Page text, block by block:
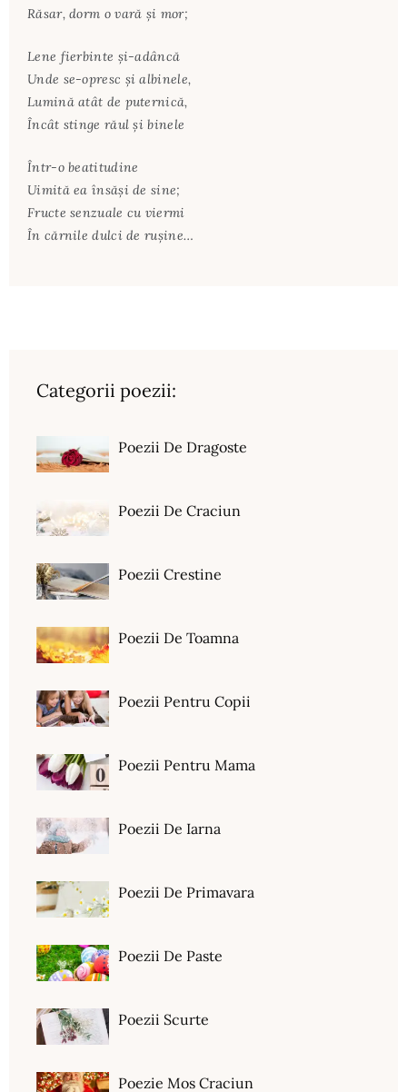
Răsar, dorm o vară şi mor;
Lene fierbinte şi-adâncă
Unde se-opresc şi albinele,
Lumină atât de puternică,
Încât stinge răul şi binele
Într-o beatitudine
Uimită ea însăşi de sine;
Fructe senzuale cu viermi
În cărnile dulci de ruşine…
Categorii poezii:
Poezii De Dragoste
Poezii De Craciun
Poezii Crestine
Poezii De Toamna
Poezii Pentru Copii
Poezii Pentru Mama
Poezii De Iarna
Poezii De Primavara
Poezii De Paste
Poezii Scurte
Poezie Mos Craciun